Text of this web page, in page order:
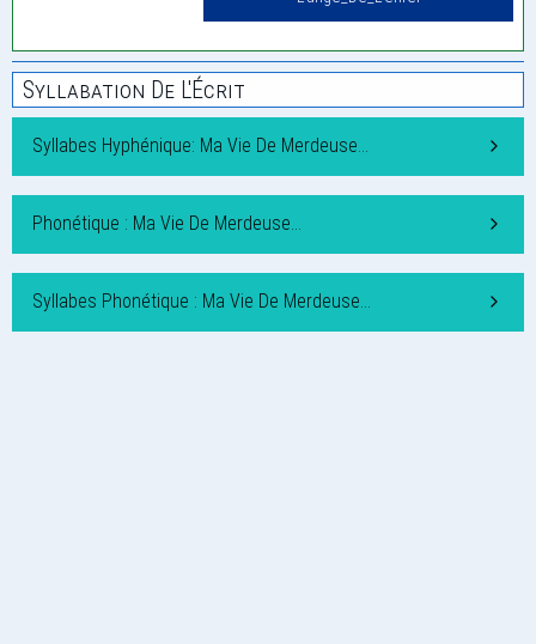
Syllabation De L'Écrit
Syllabes Hyphénique: Ma Vie De Merdeuse…
Phonétique : Ma Vie De Merdeuse…
Syllabes Phonétique : Ma Vie De Merdeuse…